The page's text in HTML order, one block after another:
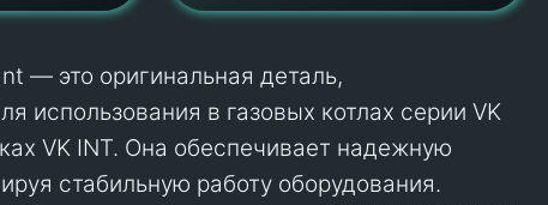
— это оригинальная деталь,
использования в газовых котлах серии VK
VK INT. Она обеспечивает надежную
стабильную работу оборудования.